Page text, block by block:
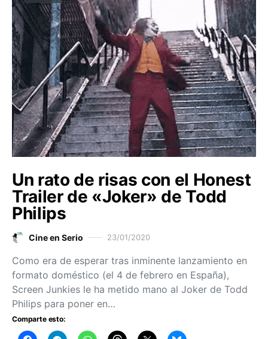
Un rato de risas con el Honest
Trailer de «Joker» de Todd
Philips
Cine en Serio 23/01/2020
Como era de esperar tras inminente lanzamiento en
formato doméstico (el 4 de febrero en España),
Screen Junkies le ha metido mano al Joker de Todd
Philips para poner en…
Comparte esto: